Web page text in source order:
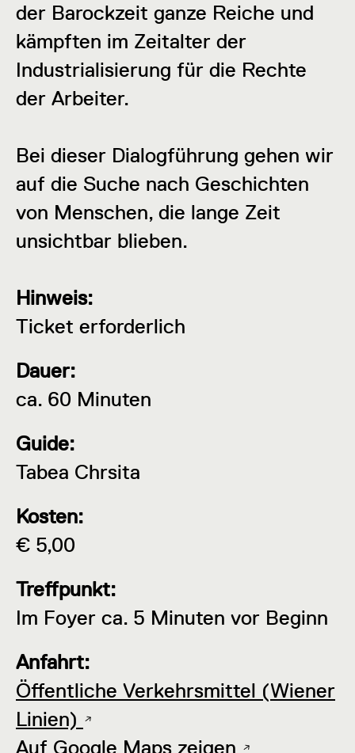
der Barockzeit ganze Reiche und
kämpften im Zeitalter der
Industrialisierung für die Rechte
der Arbeiter.
Bei dieser Dialogführung gehen wir
auf die Suche nach Geschichten
von Menschen, die lange Zeit
unsichtbar blieben.
Hinweis:
Ticket erforderlich
Dauer:
ca. 60 Minuten
Guide:
Tabea Chrsita
Kosten:
€ 5,00
Treffpunkt:
Im Foyer ca. 5 Minuten vor Beginn
Anfahrt:
Öffentliche Verkehrsmittel (Wiener
Linien)
Auf Google Maps zeigen